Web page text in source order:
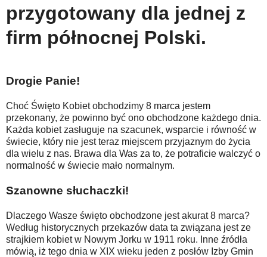
przygotowany dla jednej z
firm północnej Polski.
Drogie Panie!
Choć Święto Kobiet obchodzimy 8 marca jestem
przekonany, że powinno być ono obchodzone każdego dnia.
Każda kobiet zasługuje na szacunek, wsparcie i równość w
świecie, który nie jest teraz miejscem przyjaznym do życia
dla wielu z nas. Brawa dla Was za to, że potraficie walczyć o
normalność w świecie mało normalnym.
Szanowne słuchaczki!
Dlaczego Wasze święto obchodzone jest akurat 8 marca?
Według historycznych przekazów data ta związana jest ze
strajkiem kobiet w Nowym Jorku w 1911 roku. Inne źródła
mówią, iż tego dnia w XIX wieku jeden z posłów Izby Gmin